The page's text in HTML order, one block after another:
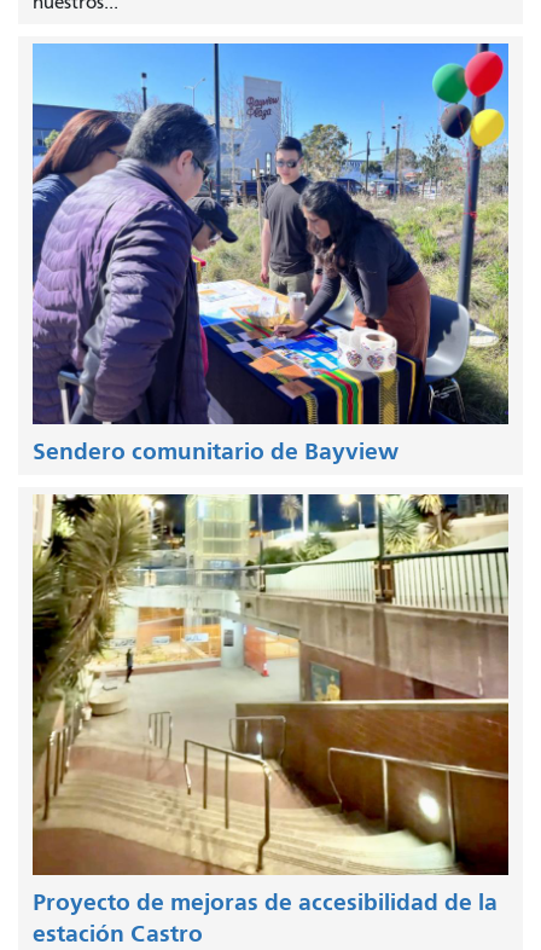
Sendero comunitario de Bayview
Proyecto de mejoras de accesibilidad de la
estación Castro